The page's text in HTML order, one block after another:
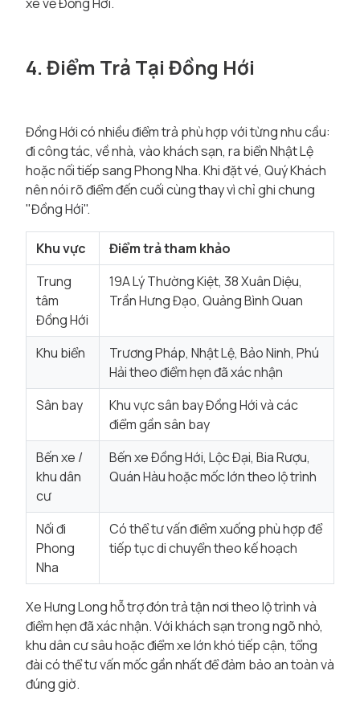
4. Điểm Trả Tại Đồng Hới
Đồng Hới có nhiều điểm trả phù hợp với từng nhu cầu:
đi công tác, về nhà, vào khách sạn, ra biển Nhật Lệ
hoặc nối tiếp sang Phong Nha. Khi đặt vé, Quý Khách
nên nói rõ điểm đến cuối cùng thay vì chỉ ghi chung
"Đồng Hới".
Khu vực
Điểm trả tham khảo
Trung
tâm
Đồng Hới
19A Lý Thường Kiệt, 38 Xuân Diệu,
Trần Hưng Đạo, Quảng Bình Quan
Khu biển
Trương Pháp, Nhật Lệ, Bảo Ninh, Phú
Hải theo điểm hẹn đã xác nhận
Sân bay
Khu vực sân bay Đồng Hới và các
điểm gần sân bay
Bến xe /
khu dân
cư
Bến xe Đồng Hới, Lộc Đại, Bia Rượu,
Quán Hàu hoặc mốc lớn theo lộ trình
Nối đi
Phong
Nha
Có thể tư vấn điểm xuống phù hợp để
tiếp tục di chuyển theo kế hoạch
Xe Hưng Long hỗ trợ đón trả tận nơi theo lộ trình và
điểm hẹn đã xác nhận. Với khách sạn trong ngõ nhỏ,
khu dân cư sâu hoặc điểm xe lớn khó tiếp cận, tổng
đài có thể tư vấn mốc gần nhất để đảm bảo an toàn và
đúng giờ.